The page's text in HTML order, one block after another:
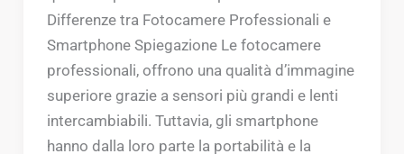
Differenze tra Fotocamere Professionali e
Smartphone Spiegazione Le fotocamere
professionali, offrono una qualità d’immagine
superiore grazie a sensori più grandi e lenti
intercambiabili. Tuttavia, gli smartphone
hanno dalla loro parte la portabilità e la